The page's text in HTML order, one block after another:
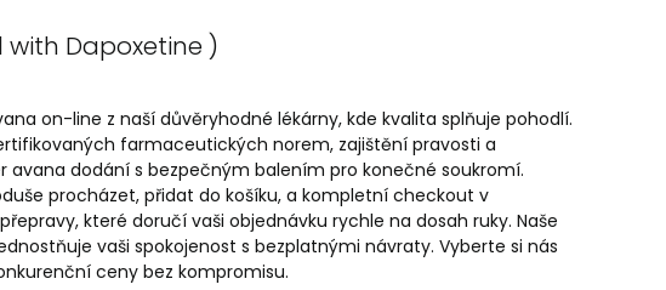
with Dapoxetine )
on-line z naší důvěryhodné lékárny, kde kvalita splňuje pohodlí.
farmaceutických norem, zajištění pravosti a
avana dodání s bezpečným balením pro konečné soukromí.
procházet, přidat do košíku, a kompletní checkout v
které doručí vaši objednávku rychle na dosah ruky. Naše
vaši spokojenost s bezplatnými návraty. Vyberte si nás
ceny bez kompromisu.